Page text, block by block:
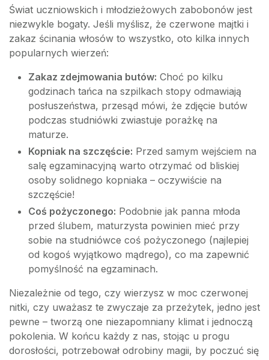
Świat uczniowskich i młodzieżowych zabobonów jest
niezwykle bogaty. Jeśli myślisz, że czerwone majtki i
zakaz ścinania włosów to wszystko, oto kilka innych
popularnych wierzeń:
Zakaz zdejmowania butów: Choć po kilku
godzinach tańca na szpilkach stopy odmawiają
posłuszeństwa, przesąd mówi, że zdjęcie butów
podczas studniówki zwiastuje porażkę na
maturze.
Kopniak na szczęście: Przed samym wejściem na
salę egzaminacyjną warto otrzymać od bliskiej
osoby solidnego kopniaka – oczywiście na
szczęście!
Coś pożyczonego: Podobnie jak panna młoda
przed ślubem, maturzysta powinien mieć przy
sobie na studniówce coś pożyczonego (najlepiej
od kogoś wyjątkowo mądrego), co ma zapewnić
pomyślność na egzaminach.
Niezależnie od tego, czy wierzysz w moc czerwonej
nitki, czy uważasz te zwyczaje za przeżytek, jedno jest
pewne – tworzą one niezapomniany klimat i jednoczą
pokolenia. W końcu każdy z nas, stojąc u progu
dorosłości, potrzebował odrobiny magii, by poczuć się